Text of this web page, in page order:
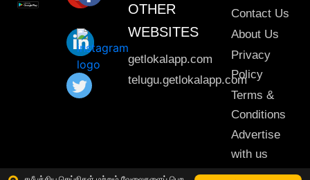
OTHER
WEBSITES
getlokalapp.com
telugu.getlokalapp.com
Contact Us
About Us
Privacy
Policy
Terms &
Conditions
Advertise
with us
Sitemap